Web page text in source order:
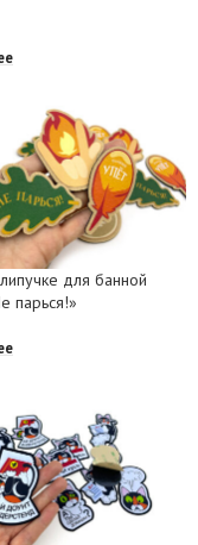
для банной
парься!»